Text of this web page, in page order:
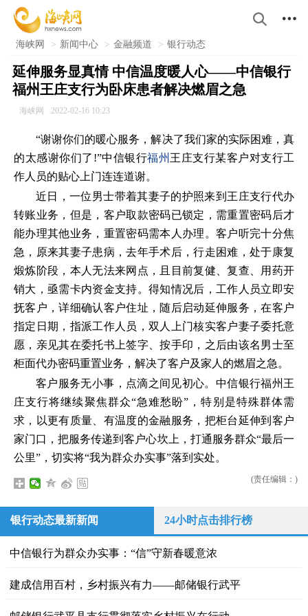

海峡网 > 新闻中心 > 金融频道 > 银行动态
延伸服务显真情 中信温度暖人心——中信银行
福州王庄支行为卧床患者解决燃眉之急
海峡网 2022-02-16 10:23
“谢谢你们的暖心服务，解决了我们家的实际困难，真
的太感谢你们了!”中信银行福州 王庄支行某客户对支行工
作人员的贴心上门连连道谢。
近日，一位男士带着其妻子的护照来到王庄支行代办
转账业务，但是，客户取款密码已锁定，需重置密码后才
能办理其他业务，重置密码需本人办理。客户听完十分焦
急，原来其妻子患病，去年手术后，行走困难，处于康复
煅炼阶段，本人无法来网点，且目前复健、复查、用药开
销大，亟需卡内资金支持。得知情况后，工作人员立即安
抚客户，详细确认客户住址，随后启动延伸服务，在客户
指定日期，指派工作人员，双人上门核实客户妻子委托意
愿，亲见其在委托书上签字、按手印，之后由该名男士至
柜面代办密码重置业务，解决了客户及家人的燃眉之急。
客户服务无小事，点滴之间见初心。中信银行福州王
庄支行将继续聚焦群众“急难愁盼”，特别是特殊群体需
求，以更有质量、有温度的金融服务，把柜台延伸到客户
家门口，把服务传递到客户心坎上，打通服务群众“最后一
公里”，切实将“我为群众办实事”落到实处。
(责任编辑：)
银行动态最新新闻 24小时点击排行榜
中信银行为群众办实事：“信”守新春暖意浓
建成信用百村，乡村振兴有力——邮储银行武平